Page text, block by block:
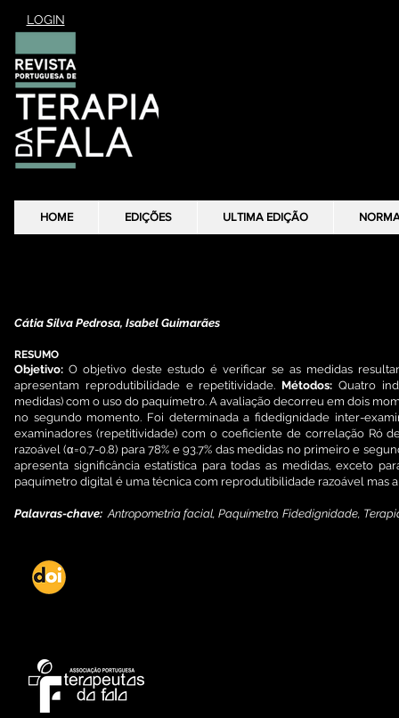
HOME EDIÇÕES ULTIMA EDIÇÃO
Cátia Silva Pedrosa, Isabel Guimarães
RESUMO
Objetivo: O objetivo deste estudo é verificar se as medidas
apresentam reprodutibilidade e repetitividade. Métodos: Quatro
medidas) com o uso do paquímetro. A avaliação decorreu em dois
no segundo momento. Foi determinada a fidedignidade inter-
examinadores (repetitividade) com o coeficiente de correlação Ró
razoável (α=0.7-0.8) para 78% e 93.7% das medidas no primeiro e
apresenta significância estatística para todas as medidas, exceto
paquímetro digital é uma técnica com reprodutibilidade razoável mas
Palavras-chave: Antropometria facial, Paquímetro, Fidedignidade,
LOGIN
HOME EDIÇÕES ULTIMA EDIÇÃO